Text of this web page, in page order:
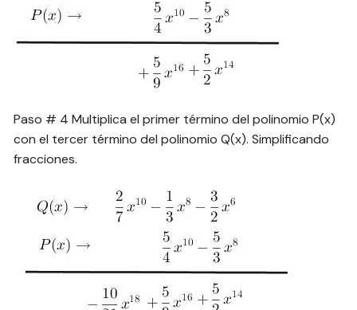
Paso # 4 Multiplica el primer término del polinomio P(x)
con el tercer término del polinomio Q(x). Simplificando
fracciones.